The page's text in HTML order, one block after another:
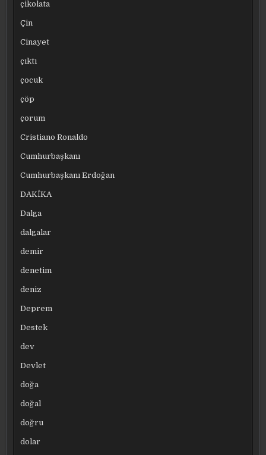
çikolata
Çin
Cinayet
çıktı
çocuk
çöp
çorum
Cristiano Ronaldo
Cumhurbaşkanı
Cumhurbaşkanı Erdoğan
DAKİKA
Dalga
dalgalar
demir
denetim
deniz
Deprem
Destek
dev
Devlet
doğa
doğal
doğru
dolar